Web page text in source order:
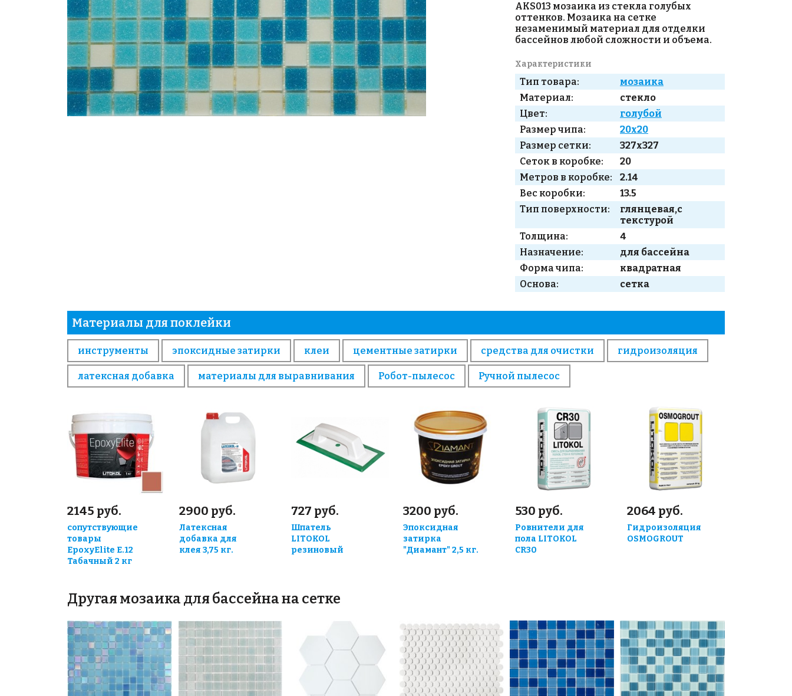
AKS013 мозаика из стекла голубых
оттенков. Мозаика на сетке
незаменимый материал для отделки
бассейнов любой сложности и объема.
Характеристики
Тип товара:
мозаика
Материал:
стекло
Цвет:
голубой
Размер чипа:
20x20
Размер сетки:
327x327
Сеток в коробке:
20
Метров в коробке:
2.14
Вес коробки:
13.5
Тип поверхности:
глянцевая,с
текстурой
Толщина:
4
Назначение:
для бассейна
Форма чипа:
квадратная
Основа:
сетка
Материалы для поклейки
инструменты эпоксидные затирки клеи цементные затирки средства для очистки гидроизоляция
латексная добавка материалы для выравнивания Робот-пылесос Ручной пылесос
2145 руб.
сопутствующие
товары
EpoxyElite E.12
Табачный 2 кг
2900 руб.
Латексная
добавка для
клея 3,75 кг.
727 руб.
Шпатель
LITOKOL
резиновый
3200 руб.
Эпоксидная
затирка
"Диамант" 2,5 кг.
530 руб.
Ровнители для
пола LITOKOL
CR30
2064 руб.
Гидроизоляция
OSMOGROUT
Другая мозаика для бассейна на сетке